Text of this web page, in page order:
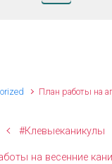
План работы на
#Клевыеканикулы
на весенние